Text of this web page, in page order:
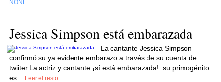
NONE
Jessica Simpson está embarazada
La cantante Jessica Simpson
confirmó su ya evidente embarazo a través de su cuenta de
twiiter.La actriz y cantante ¡sí está embarazada!: su primogénito
es...
Leer el resto